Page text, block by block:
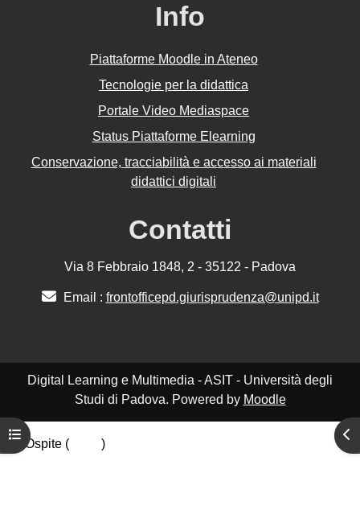
Apri indice del corso
Info
Piattaforme Moodle in Ateneo
Tecnologie per la didattica
Portale Video Mediaspace
Status Piattaforme Elearning
Conservazione, tracciabilità e accesso ai materiali
didattici digitali
Contatti
Via 8 Febbraio 1848, 2 - 35122 - Padova
Email : frontofficepd.giurisprudenza@unipd.it
Digital Learning e Multimedia - ASIT - Università degli
Studi di Padova. Powered by Moodle
Ospite (
)